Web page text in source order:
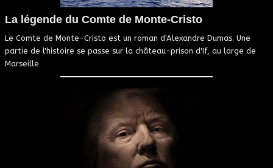
La légende du Comte de Monte-Cristo
Le Comte de Monte-Cristo est un roman d'Alexandre Dumas. Une
partie de l'histoire se passe sur la château-prison d'If, au large de
Marseille